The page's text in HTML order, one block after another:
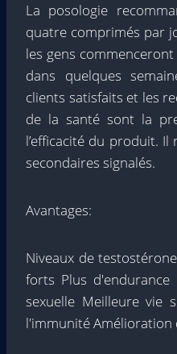
La posologie
quatre comprimés par
les gens
dans quelques
clients satisfaits et les
de la santé sont la
l’efficacité du produit.
secondaires signalés.
Avantages:
Niveaux de
forts Plus
sexuelle Meilleure vie
l'immunité Amélioration